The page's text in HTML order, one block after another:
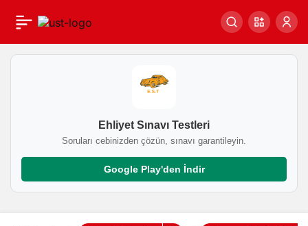
Ehliyet Sınavı Testleri
Soruları cebinizden çözün, sınavı garantileyin.
Google Play'den İndir
Aksaray belediyesi,
öğrencilerin hayalindeki
0